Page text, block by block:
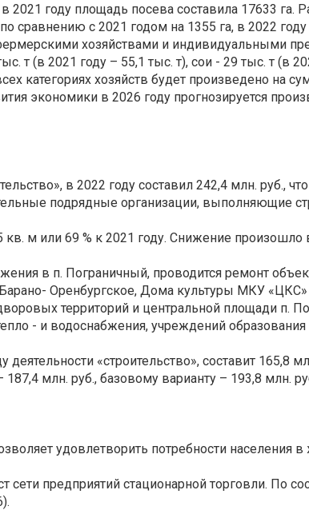
2021 году площадь посева составила 17633 га.
с 2021 годом на 1355 га, в 2022 году
хозяйствами и индивидуальными
т (в 2021 году – 55,1 тыс. т), сои - 29 тыс. т (в
категориях хозяйств будет произведено на
экономики в 2026 году прогнозируется
в 2022 году составил 242,4 млн. руб.,
подрядные организации, выполняющие
м или 69 % к 2021 году. Снижение
в п. Пограничный, проводится ремонт
Оренбургское, Дома культуры МКУ «ЦКС»
территорий и центральной площади п.
- и водоснабжения, учреждений
«строительство», составит 165,8
млн. руб., базовому варианту – 193,8 млн.
удовлетворить потребности населения
предприятий стационарной торговли. По